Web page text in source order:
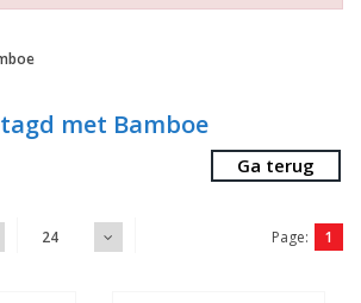
met Bamboe
Ga terug
24 Page: 1